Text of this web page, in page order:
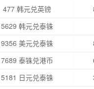
477 韩元兑英镑
5629 韩元兑泰铢
9356 美元兑泰铢
7689 泰铢兑港币
5181 日元兑泰铢